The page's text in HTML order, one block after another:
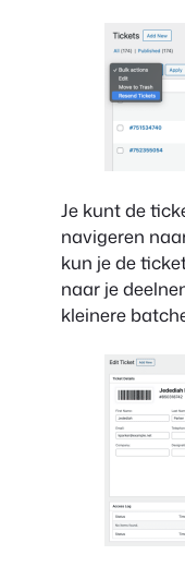
Je kunt de
navigeren
kun je de
naar je
kleinere